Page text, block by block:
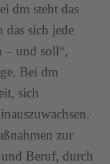
dm steht das
das sich jede
– und soll“,
Bei dm
sich
zur
Beruf, durch